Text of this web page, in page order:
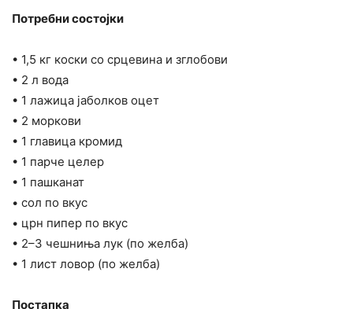
Потребни состојки
• 1,5 кг коски со срцевина и зглобови
• 2 л вода
• 1 лажица јаболков оцет
• 2 моркови
• 1 главица кромид
• 1 парче целер
• 1 пашканат
• сол по вкус
• црн пипер по вкус
• 2–3 чешниња лук (по желба)
• 1 лист ловор (по желба)
Постапка